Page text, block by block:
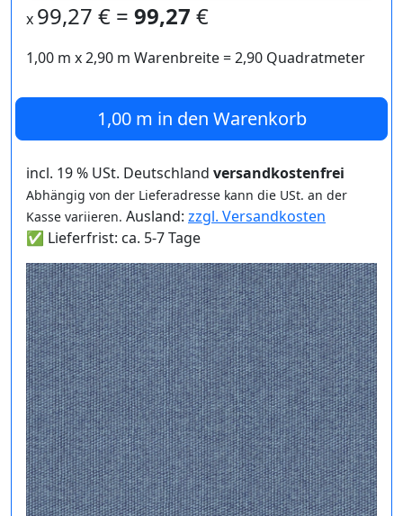
x 99,27 € = 99,27 €
1,00 m x2,90 m Warenbreite =2,90 Quadratmeter
1,00 m in den Warenkorb
incl. 19 % USt. Deutschland versandkostenfrei
Abhängig von der Lieferadresse kann die USt. an der
Kasse variieren. Ausland: zzgl. Versandkosten
✅ Lieferfrist: ca. 5-7 Tage